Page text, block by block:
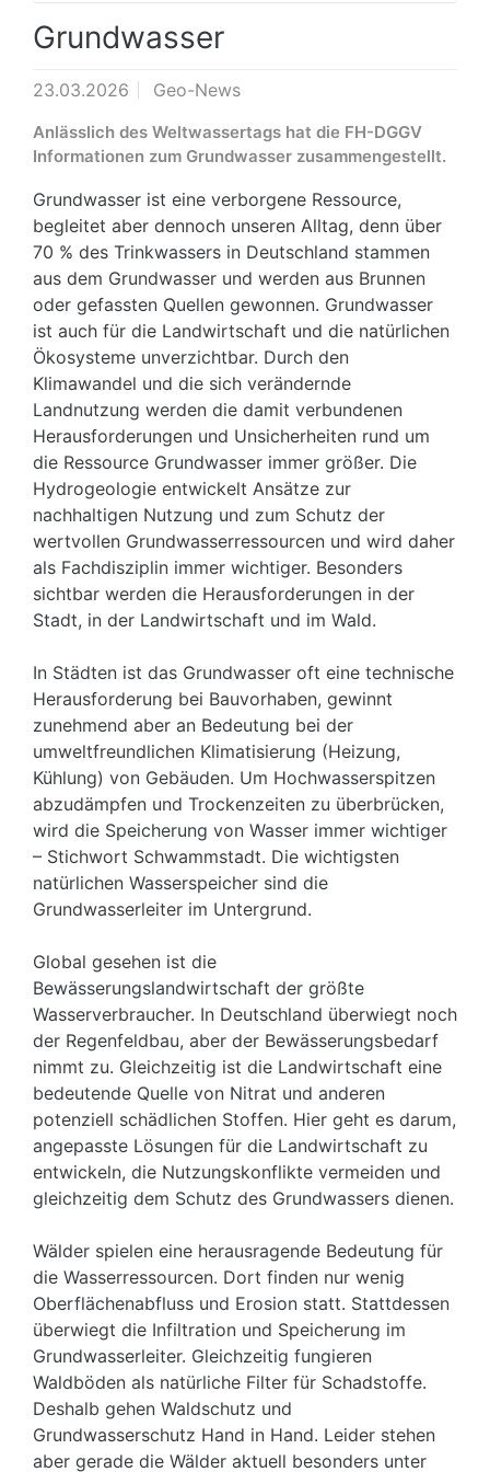
Grundwasser
23.03.2026 Geo-News
Anlässlich des Weltwassertags hat die FH-DGGV
Informationen zum Grundwasser zusammengestellt.
Grundwasser ist eine verborgene Ressource,
begleitet aber dennoch unseren Alltag, denn über
70 % des Trinkwassers in Deutschland stammen
aus dem Grundwasser und werden aus Brunnen
oder gefassten Quellen gewonnen. Grundwasser
ist auch für die Landwirtschaft und die natürlichen
Ökosysteme unverzichtbar. Durch den
Klimawandel und die sich verändernde
Landnutzung werden die damit verbundenen
Herausforderungen und Unsicherheiten rund um
die Ressource Grundwasser immer größer. Die
Hydrogeologie entwickelt Ansätze zur
nachhaltigen Nutzung und zum Schutz der
wertvollen Grundwasserressourcen und wird daher
als Fachdisziplin immer wichtiger. Besonders
sichtbar werden die Herausforderungen in der
Stadt, in der Landwirtschaft und im Wald.
In Städten ist das Grundwasser oft eine technische
Herausforderung bei Bauvorhaben, gewinnt
zunehmend aber an Bedeutung bei der
umweltfreundlichen Klimatisierung (Heizung,
Kühlung) von Gebäuden. Um Hochwasserspitzen
abzudämpfen und Trockenzeiten zu überbrücken,
wird die Speicherung von Wasser immer wichtiger
– Stichwort Schwammstadt. Die wichtigsten
natürlichen Wasserspeicher sind die
Grundwasserleiter im Untergrund.
Global gesehen ist die
Bewässerungslandwirtschaft der größte
Wasserverbraucher. In Deutschland überwiegt noch
der Regenfeldbau, aber der Bewässerungsbedarf
nimmt zu. Gleichzeitig ist die Landwirtschaft eine
bedeutende Quelle von Nitrat und anderen
potenziell schädlichen Stoffen. Hier geht es darum,
angepasste Lösungen für die Landwirtschaft zu
entwickeln, die Nutzungskonflikte vermeiden und
gleichzeitig dem Schutz des Grundwassers dienen.
Wälder spielen eine herausragende Bedeutung für
die Wasserressourcen. Dort finden nur wenig
Oberflächenabfluss und Erosion statt. Stattdessen
überwiegt die Infiltration und Speicherung im
Grundwasserleiter. Gleichzeitig fungieren
Waldböden als natürliche Filter für Schadstoffe.
Deshalb gehen Waldschutz und
Grundwasserschutz Hand in Hand. Leider stehen
aber gerade die Wälder aktuell besonders unter